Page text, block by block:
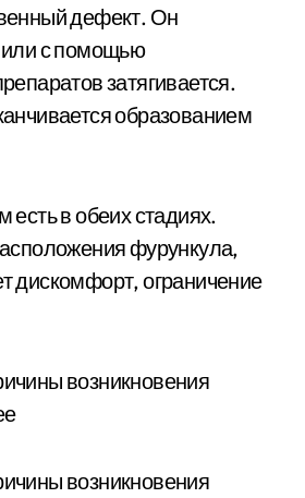
дефект. Он
или с помощью
затягивается.
образованием
в обеих стадиях.
фурункула,
дискомфорт, ограничение